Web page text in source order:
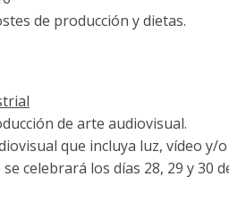
de producción y dietas.
de arte audiovisual.
que incluya luz, vídeo
celebrará los días 28, 29 y 30